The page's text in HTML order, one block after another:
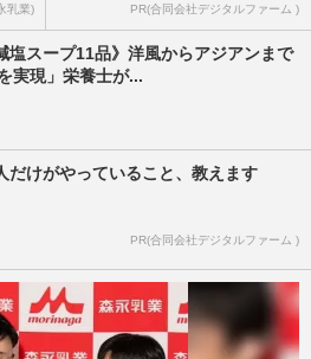
乳業) PR(合同会社デジタルファーム )
塩スープ11品》洋風からアジアンまで
実現」栄養士が...
だけがやっていること、教えます
PR(合同会社デジタルファーム )